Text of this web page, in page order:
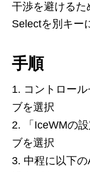
干渉を避ける
Selectを別キー
手順
コントロー
ブを選択
「IceWMの
ブを選択
中程に以下